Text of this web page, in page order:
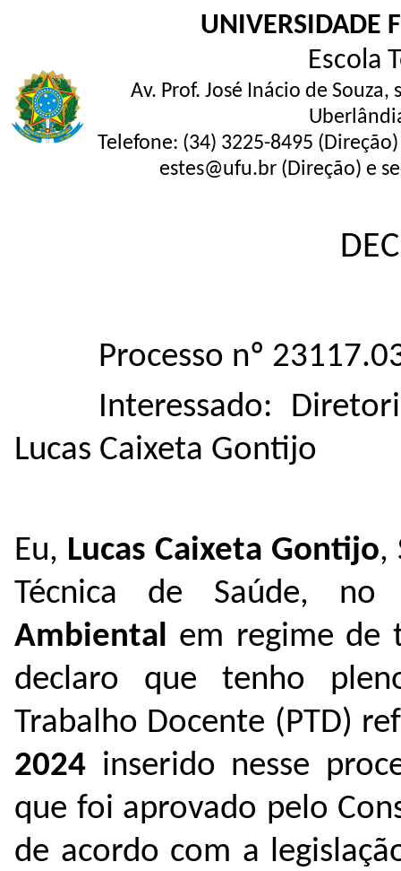
UNIVERSIDADE
Escola
Av. Prof. José Inácio de
Telefone: (34) 3225-8495
estes@ufu.br (Direção) e
Processo nº
Interessado:
Lucas Caixeta Gontijo
Eu, Lucas Caixeta Gontijo,
Técnica de Saúde,
Ambiental em regime de
declaro que tenho
Trabalho Docente (PTD)
2024 inserido nesse
que foi aprovado pelo
de acordo com a